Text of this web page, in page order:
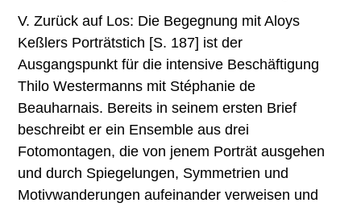
V. Zurück auf Los: Die Begegnung mit Aloys
Keßlers Porträtstich [S. 187] ist der
Ausgangspunkt für die intensive Beschäftigung
Thilo Westermanns mit Stéphanie de
Beauharnais. Bereits in seinem ersten Brief
beschreibt er ein Ensemble aus drei
Fotomontagen, die von jenem Porträt ausgehen
und durch Spiegelungen, Symmetrien und
Motivwanderungen aufeinander verweisen und